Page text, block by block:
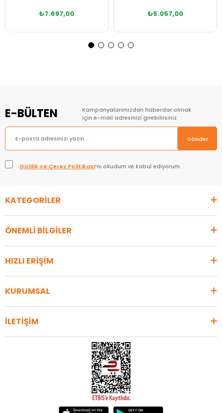
₺7.697,00 ₺5.057,00
E-BÜLTEN
Kampanyalarımızdan haberdar olmak
için e-mail adresinizi girebilirsiniz.
Gönder
Gizlilik ve Çerez Politikası’nı okudum ve kabul ediyorum.
KATEGORİLER
ÖNEMLİ BİLGİLER
HIZLI ERİŞİM
KURUMSAL
İLETİŞİM